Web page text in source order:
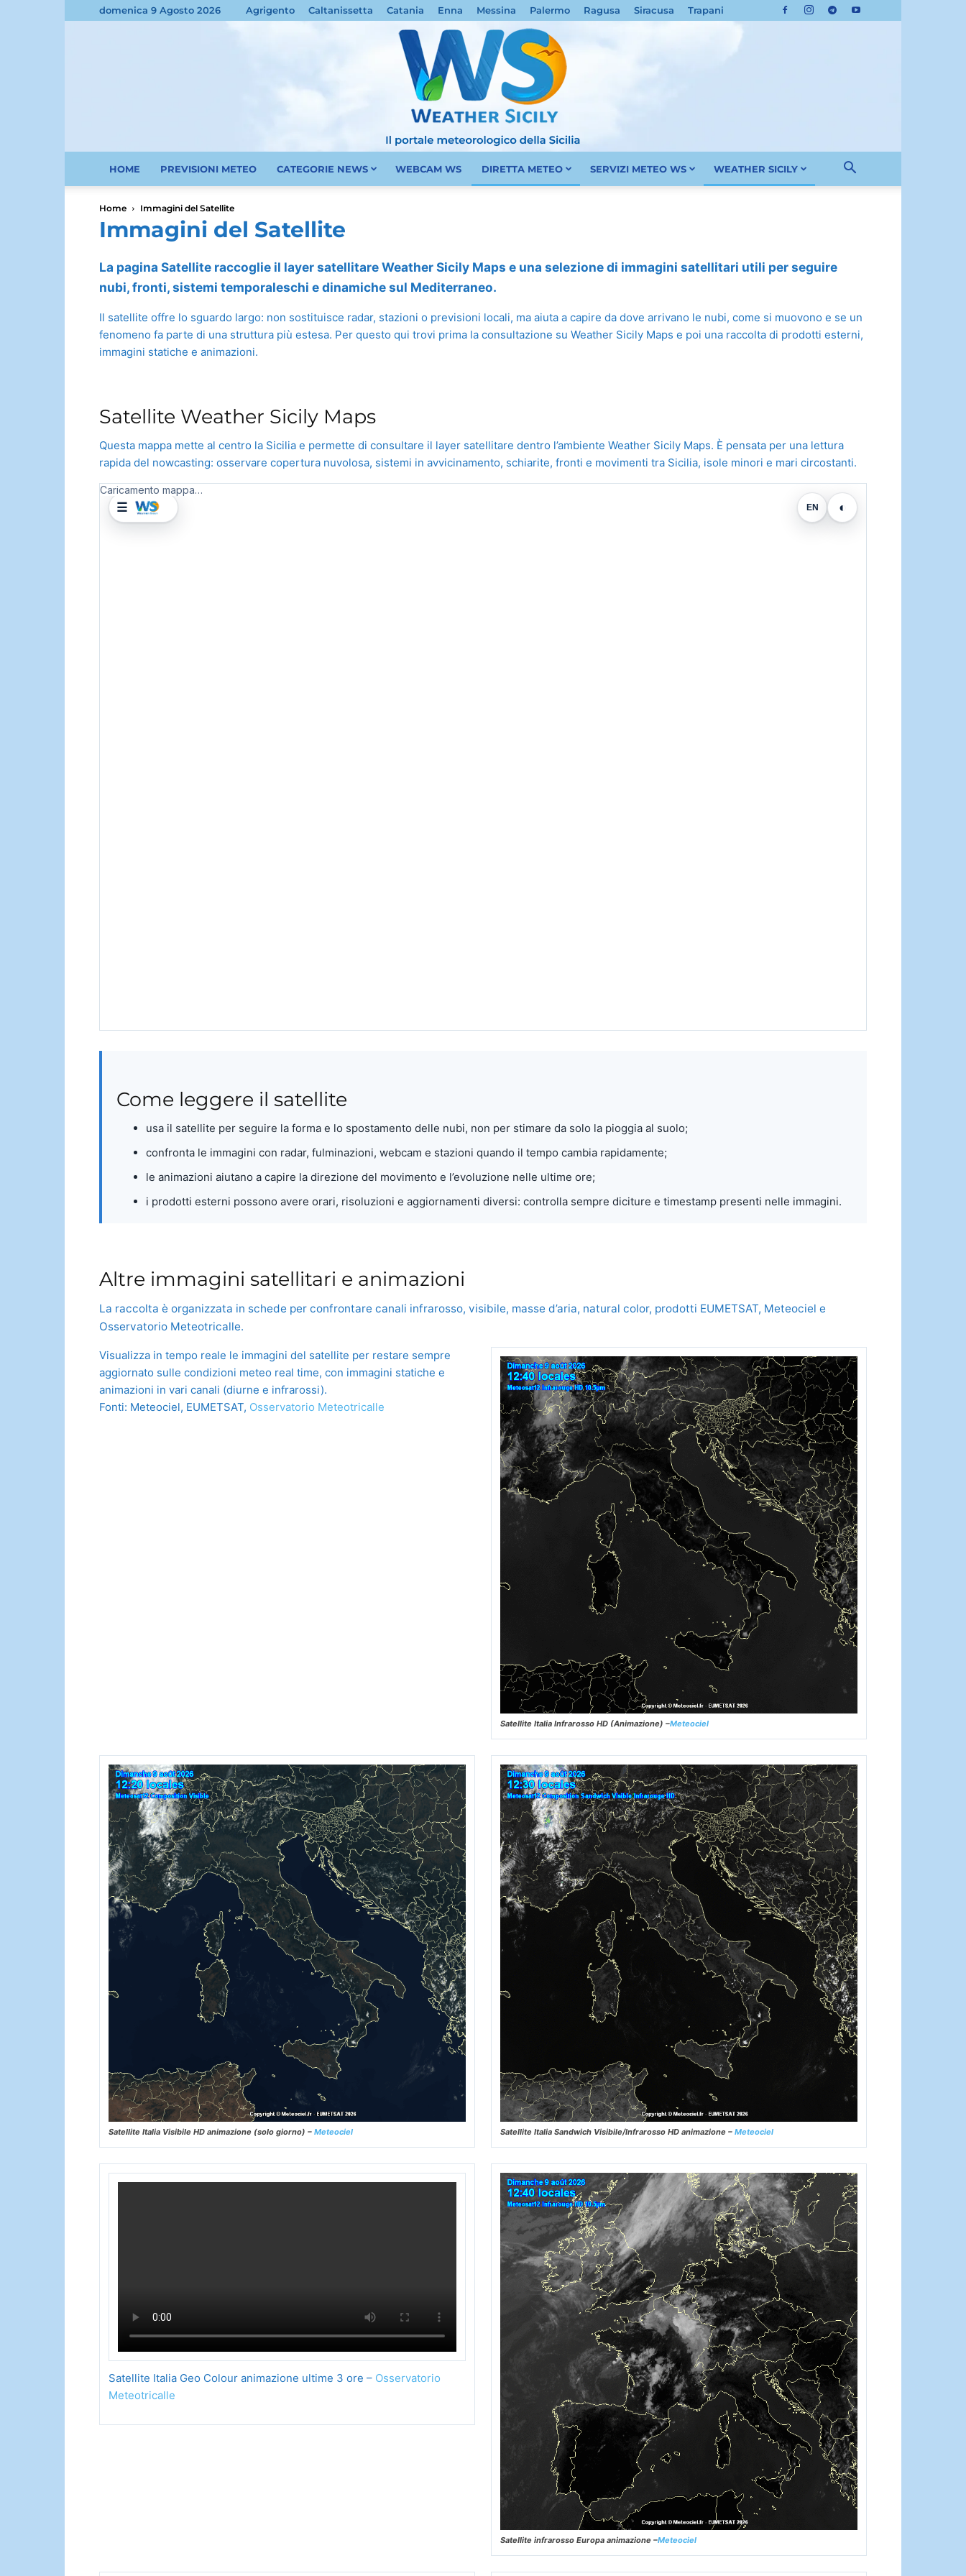
domenica 9 Agosto 2026 Agrigento Caltanissetta Catania Enna Messina Palermo Ragusa Siracusa Trapani
Sicilia
HOME PREVISIONI METEO CATEGORIE NEWS WEBCAM WS DIRETTA METEO SERVIZI METEO WS WEATHER SICILY
Home Immagini del Satellite
Immagini del Satellite
La pagina Satellite raccoglie il layer satellitare Weather Sicily Maps e una selezione di immagini satellitari utili per seguire
nubi, fronti, sistemi temporaleschi e dinamiche sul Mediterraneo.
Il satellite offre lo sguardo largo: non sostituisce radar, stazioni o previsioni locali, ma aiuta a capire da dove arrivano le nubi, come si muovono e se un
fenomeno fa parte di una struttura più estesa. Per questo qui trovi prima la consultazione su Weather Sicily Maps e poi una raccolta di prodotti esterni,
immagini statiche e animazioni.
Satellite Weather Sicily Maps
Questa mappa mette al centro la Sicilia e permette di consultare il layer satellitare dentro l’ambiente Weather Sicily Maps. È pensata per una lettura
rapida del nowcasting: osservare copertura nuvolosa, sistemi in avvicinamento, schiarite, fronti e movimenti tra Sicilia, isole minori e mari circostanti.
Come leggere il satellite
usa il satellite per seguire la forma e lo spostamento delle nubi, non per stimare da solo la pioggia al suolo;
confronta le immagini con radar, fulminazioni, webcam e stazioni quando il tempo cambia rapidamente;
le animazioni aiutano a capire la direzione del movimento e l’evoluzione nelle ultime ore;
i prodotti esterni possono avere orari, risoluzioni e aggiornamenti diversi: controlla sempre diciture e timestamp presenti nelle immagini.
Altre immagini satellitari e animazioni
La raccolta è organizzata in schede per confrontare canali infrarosso, visibile, masse d’aria, natural color, prodotti EUMETSAT, Meteociel e
Osservatorio Meteotricalle.
Visualizza in tempo reale le immagini del satellite per restare sempre
aggiornato sulle condizioni meteo real time, con immagini statiche e
animazioni in vari canali (diurne e infrarossi).
Fonti: Meteociel, EUMETSAT, Osservatorio Meteotricalle
Satellite Italia Infrarosso HD (Animazione) –Meteociel
Satellite Italia Visibile HD animazione (solo giorno) – Meteociel Satellite Italia Sandwich Visibile/Infrarosso HD animazione – Meteociel
Satellite Italia Geo Colour animazione ultime 3 ore – Osservatorio
Meteotricalle
Satellite infrarosso Europa animazione –Meteociel